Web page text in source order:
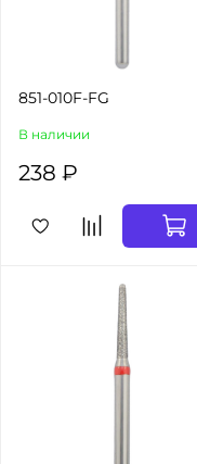
851-010F-FG
В наличии
238 ₽